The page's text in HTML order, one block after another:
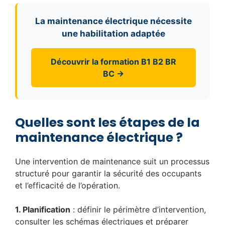
La maintenance électrique nécessite
une habilitation adaptée
Découvrir la formation B1 B2 BR
BC →
Quelles sont les étapes de la
maintenance électrique ?
Une intervention de maintenance suit un processus
structuré pour garantir la sécurité des occupants
et l’efficacité de l’opération.
1. Planification : définir le périmètre d’intervention,
consulter les schémas électriques et préparer